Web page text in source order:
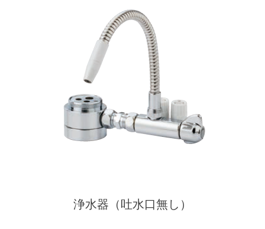
浄水器（吐水口無し）